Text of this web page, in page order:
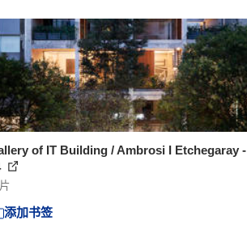
of IT Building / Ambrosi I Etchegaray -
添加书签